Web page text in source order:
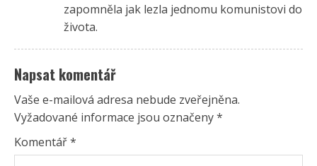
zapomněla jak lezla jednomu komunistovi do
života.
Napsat komentář
Vaše e-mailová adresa nebude zveřejněna.
Vyžadované informace jsou označeny*
Komentář*